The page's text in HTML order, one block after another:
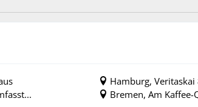
Hamburg,
Bremen, Am